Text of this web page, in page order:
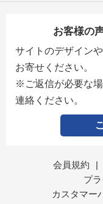
お客様の
サイトのデザイン
お寄せください。
※ご返信が必要な
連絡ください。
会員規約 |
プ
カスタマー